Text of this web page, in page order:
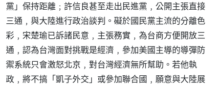
黨」保持距離﹔許信良甚至走出民進黨﹐公開主張直接
三通﹐與大陸進行政治談判。礙於國民黨主流的分離色
彩﹐宋楚瑜已訴諸民意﹐主張務實﹐為台商方便開放三
通﹐認為台灣面對挑戰是經濟﹐參加美國主導的導彈防
禦系統只會激怒北京﹐對台灣經濟無所幫助。若他執
政﹐將不搞「凱子外交」或參加聯合國﹐願意與大陸展